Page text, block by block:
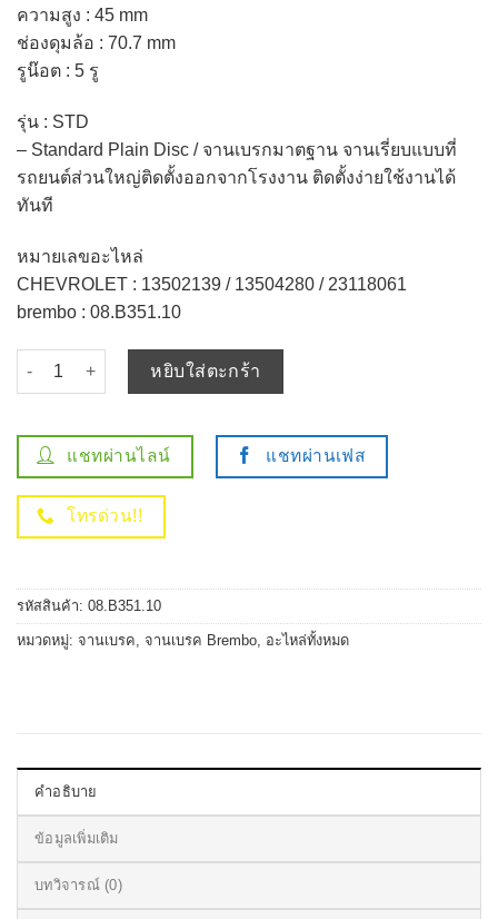
ความสูง : 45 mm
ช่องดุมล้อ : 70.7 mm
รูน๊อต : 5 รู​
รุ่น : STD
– Standard Plain Disc / จานเบรกมาตฐาน จานเรี่ยบแบบที่
รถยนต์ส่วนใหญ่ติดตั้งออกจากโรงงาน ติดตั้งง่ายใช้งานได้
ทันที
หมายเลขอะไหล่
CHEVROLET : 13502139 / 13504280 / 23118061
brembo : 08.B351.10
จำนวน brembo จานเบรค หลัง CHEVROLET CRUZE 2.0 / STD ต
หยิบใส่ตะกร้า
แชทผ่านไลน์ แชทผ่านเฟส
โทรด่วน!!
รหัสสินค้า: 08.B351.10
หมวดหมู่: จานเบรค, จานเบรค Brembo, อะไหล่ทั้งหมด
คำอธิบาย
ข้อมูลเพิ่มเติม
บทวิจารณ์ (0)